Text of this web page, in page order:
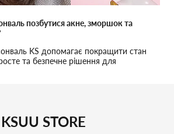
позбутися акне, зморшок та
KS допомагає покращити стан
та безпечне рішення для
KSUU STORE